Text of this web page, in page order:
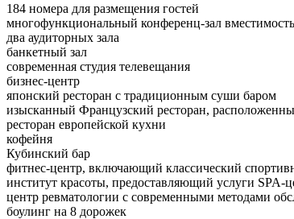
184 номера для размещения гостей
многофункциональный конференц-зал
два аудиторных зала
банкетный зал
современная студия телевещания
бизнес-центр
японский ресторан с традиционным суши баром
изысканный Французский ресторан,
ресторан европейской кухни
кофейня
Кубинский бар
фитнес-центр, включающий классический
институт красоты, предоставляющий услуги SPA-
центр ревматологии с современными методами
боулинг на 8 дорожек